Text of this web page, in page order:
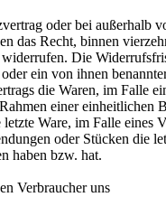
oder bei außerhalb
das Recht, binnen
Die
ein von ihnen
die Waren, im Falle
einer einheitlichen
Ware, im Falle eines
oder Stücken die
haben bzw. hat.
Verbraucher uns